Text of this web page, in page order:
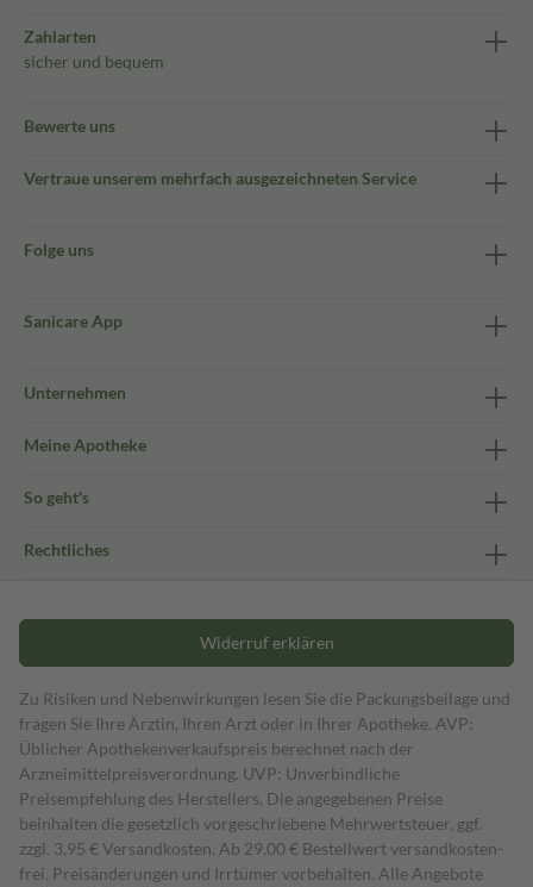
Zahlarten
sicher und bequem
Bewerte uns
Vertraue unserem mehrfach ausgezeichneten Service
Folge uns
Sanicare App
Unternehmen
Meine Apotheke
So geht's
Rechtliches
Widerruf erklären
Zu Risiken und Nebenwirkungen lesen Sie die Packungsbeilage und
fragen Sie Ihre Ärztin, Ihren Arzt oder in Ihrer Apotheke. AVP:
Üblicher Apothekenverkaufspreis berechnet nach der
Arzneimittelpreisverordnung. UVP: Unverbindliche
Preisempfehlung des Herstellers. Die angegebenen Preise
beinhalten die gesetzlich vorgeschriebene Mehrwertsteuer, ggf.
zzgl. 3,95 € Versandkosten. Ab 29,00 € Bestell­wert versand­kosten­
frei. Preisänderungen und Irrtümer vorbehalten. Alle Angebote